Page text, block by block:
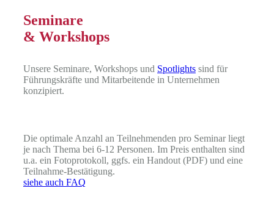
Seminare
& Workshops
Unsere Seminare, Workshops und Spotlights sind für
Führungskräfte und Mitarbeitende in Unternehmen
konzipiert.
Die optimale Anzahl an Teilnehmenden pro Seminar liegt
je nach Thema bei 6-12 Personen. Im Preis enthalten sind
u.a. ein Fotoprotokoll, ggfs. ein Handout (PDF) und eine
Teilnahme-Bestätigung.
siehe auch FAQ